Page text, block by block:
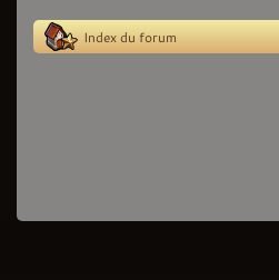
Index du forum